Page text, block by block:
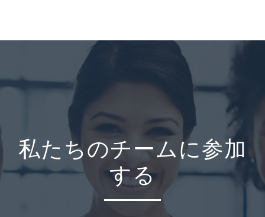
私たちのチームに参加
する